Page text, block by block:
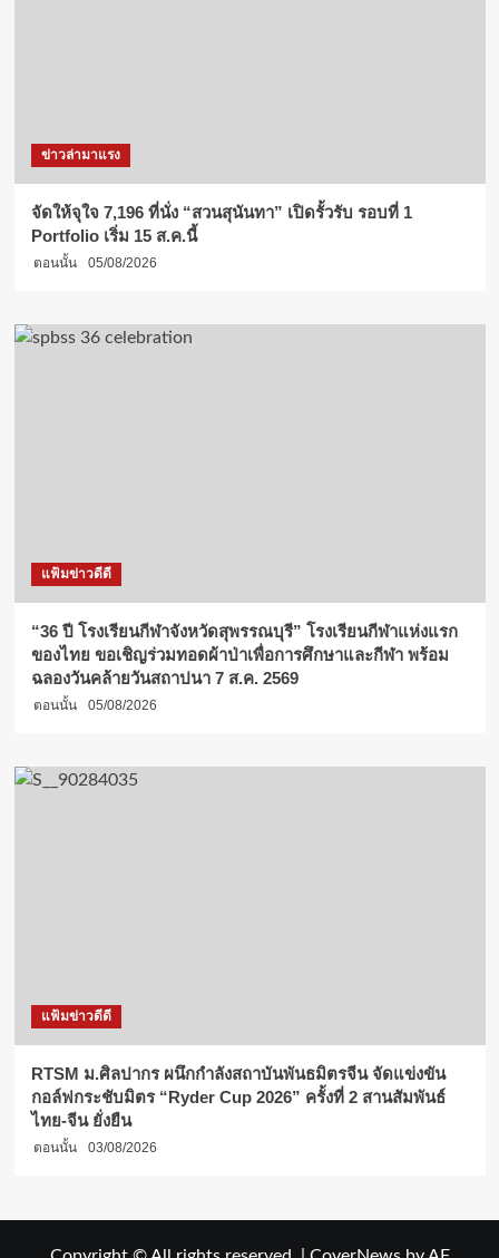
ข่าวล่ามาแรง
จัดให้จุใจ 7,196 ที่นั่ง “สวนสุนันทา” เปิดรั้วรับ รอบที่ 1
Portfolio เริ่ม 15 ส.ค.นี้
ตอนนั้น 05/08/2026
แฟ้มข่าวดีดี
“36 ปี โรงเรียนกีฬาจังหวัดสุพรรณบุรี” โรงเรียนกีฬาแห่งแรก
ของไทย ขอเชิญร่วมทอดผ้าป่าเพื่อการศึกษาและกีฬา พร้อม
ฉลองวันคล้ายวันสถาปนา 7 ส.ค. 2569
ตอนนั้น 05/08/2026
แฟ้มข่าวดีดี
RTSM ม.ศิลปากร ผนึกกำลังสถาบันพันธมิตรจีน จัดแข่งขัน
กอล์ฟกระชับมิตร “Ryder Cup 2026” ครั้งที่ 2 สานสัมพันธ์
ไทย-จีน ยั่งยืน
ตอนนั้น 03/08/2026